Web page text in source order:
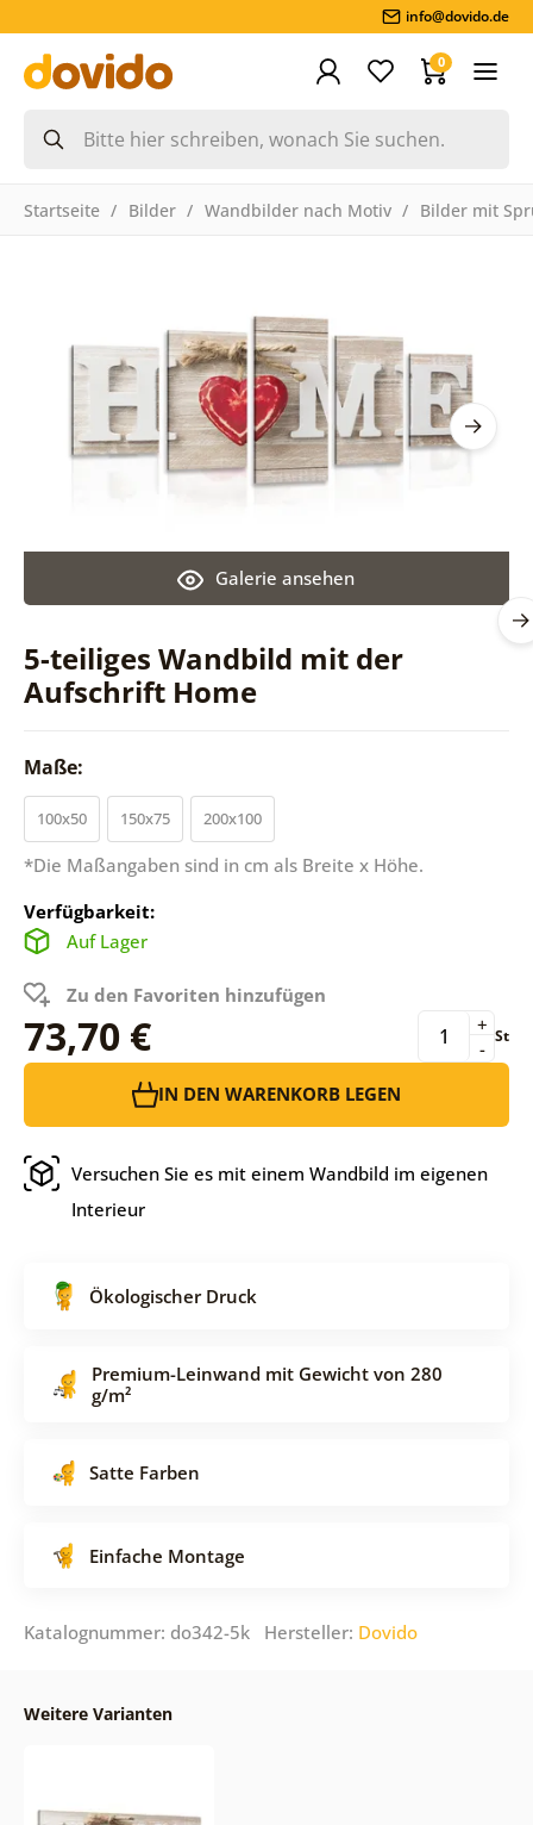
info@dovido.de
0
Startseite Bilder Wandbilder nach Motiv Bilder mit
5-teiliges Wandbild mit der
Aufschrift Home
Galerie ansehen
Maße:
100x50 150x75 200x100
*Die Maßangaben sind in cm als Breite x Höhe.
Verfügbarkeit:
Auf Lager
Zu den Favoriten hinzufügen
73,70 € -
+ St
IN DEN WARENKORB LEGEN
Versuchen Sie es mit einem Wandbild im eigenen
Interieur
Ökologischer Druck
Premium-Leinwand mit Gewicht von 280
g/m²
Satte Farben
Einfache Montage
Katalognummer: do342-5k Hersteller: Dovido
Weitere Varianten